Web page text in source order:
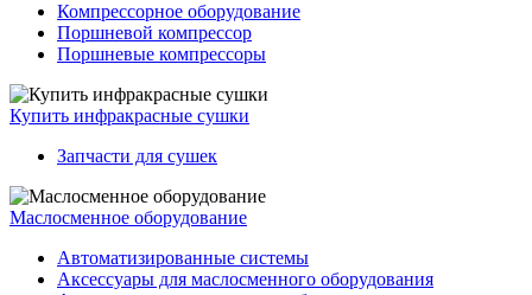
Компрессорное оборудование
Поршневой компрессор
Поршневые компрессоры
Купить инфракрасные сушки
Запчасти для сушек
Маслосменное оборудование
Автоматизированные системы
Аксессуары для маслосменного оборудования